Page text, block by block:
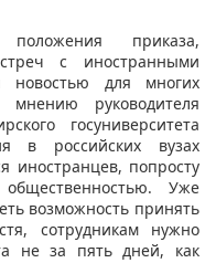
приказа,
с иностранными
новостью для многих
мнению руководителя
госуниверситета
в российских вузах
иностранцев, попросту
Уже
возможность принять
сотрудникам нужно
не за пять дней, как